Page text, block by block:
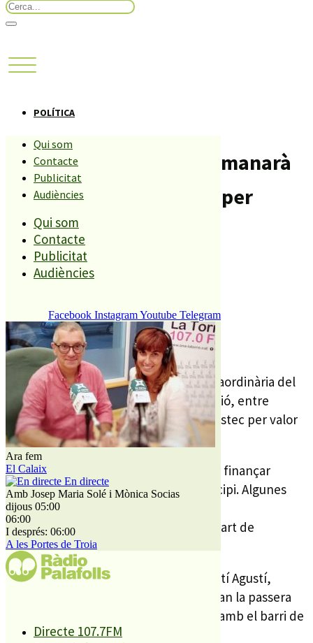
Qui som
Contacte
Publicitat
Audiències
Qui som
Contacte
Publicitat
Audiències
Facebook InstagramYoutube Telegram
Ara fem
El Calaix
En directe
Amb Josep Maria Solé i Mònica Socias
dijous 05:00
06:00
I després: 06:00
A les Portes de Troia
Directe 107.7FM
POLÍTICA
L’Ajuntament de PLF demanarà
un prèstec de 900 mil € per
acabar inversions.
Compartiu aquesta història
REDACCIÓ
2 DESEMBRE, 2010
Demà al vespre es farà una sessió extraordinària del
plenari municipal per portar a aprovació, entre
d’altres coses, la concertació d’un préstec per valor
de 900 mil €.
Aquests diners es demanen per poder finançar
diferents inversions previstes al municipi. Algunes
d’elles, compten amb ajudes d’altres
administracions, però necessiten de part de
finançament municipal.
Ara fa uns dies, l’alcalde de PLF, Valentí Agustí,
explicava que aquests diners impulsaran la passera
que ha d’unir el centre de la població amb el barri de
St Lluís.